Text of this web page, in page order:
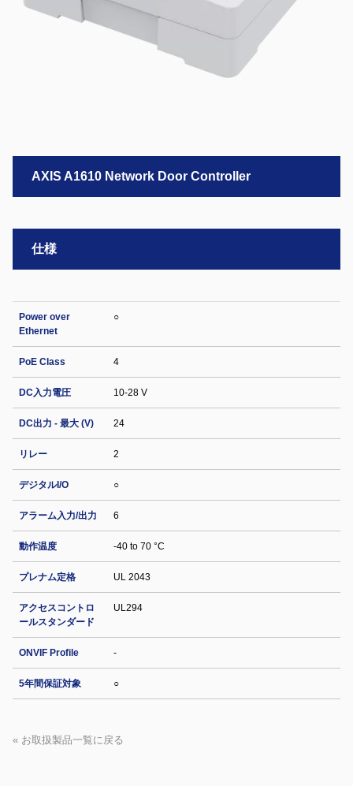
AXIS A1610 Network Door Controller
仕様
Power over
Ethernet
○
PoE Class 4
DC入力電圧 10-28 V
DC出力 - 最大 (V) 24
リレー 2
デジタルI/O ○
アラーム入力/出力 6
動作温度 -40 to 70 °C
プレナム定格 UL 2043
アクセスコントロ
ールスタンダード
UL294
ONVIF Profile -
5年間保証対象 ○
« お取扱製品一覧に戻る